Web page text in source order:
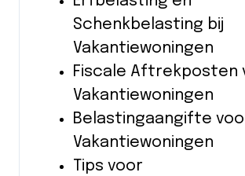
Schenkbelasting bij
Vakantiewoningen
Fiscale Aftrekposten
Vakantiewoningen
Belastingaangifte
Vakantiewoningen
Tips voor